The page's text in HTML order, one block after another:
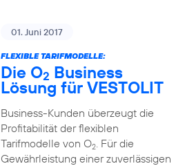
01. Juni 2017
FLEXIBLE TARIFMODELLE:
Die O2 Business
Lösung für VESTOLIT
Business-Kunden überzeugt die
Profitabilität der flexiblen
Tarifmodelle von O2. Für die
Gewährleistung einer zuverlässigen